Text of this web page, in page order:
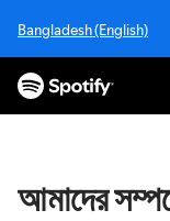
টে
Bangladesh (English)
আমাদের